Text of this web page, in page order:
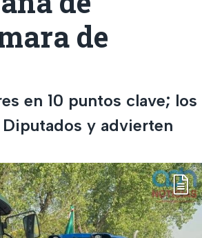
de
en 10 puntos clave; los
y advierten